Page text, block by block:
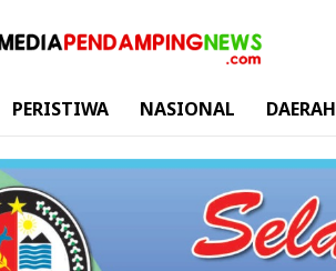
PERISTIWA NASIONAL DAERAH